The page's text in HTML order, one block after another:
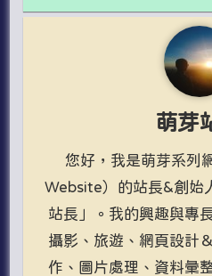
萌芽
您好，我是萌芽系列
Website）的站長&創始
站長」。我的興趣與專
攝影、旅遊、網頁設計
作、圖片處理、資料彙